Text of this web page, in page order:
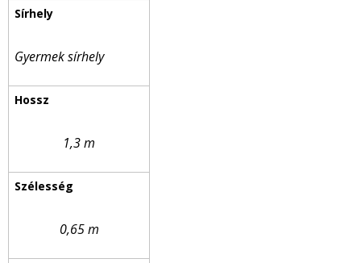
Gyermek sírhely
1,3 m
0,65 m